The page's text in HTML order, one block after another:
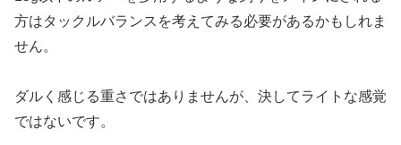
方はタックルバランスを考えてみる必要があるかもしれま
せん。
ダルく感じる重さではありませんが、決してライトな感覚
ではないです。